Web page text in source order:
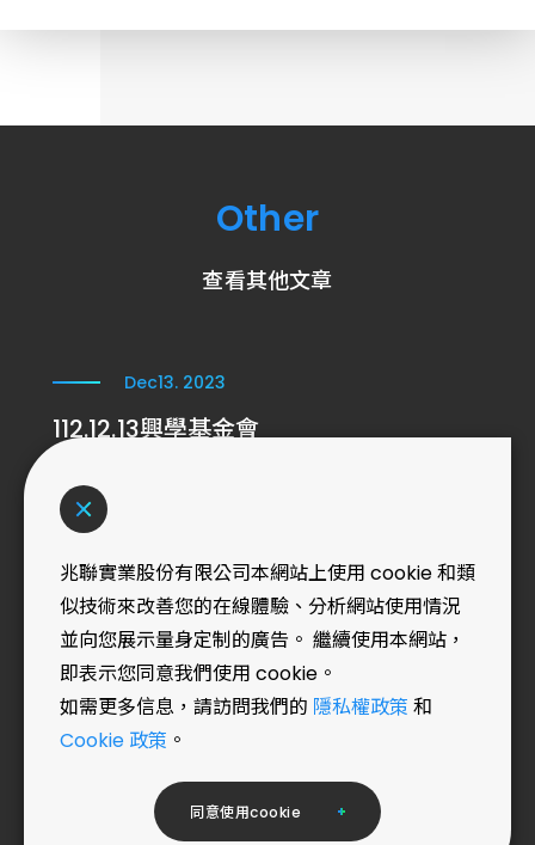
Other
查看其他文章
Dec13. 2023
捐款給財團法人私立學校興學基金會，用於設立獎
學金，幫助經濟困難的學生完成學業。
兆聯積極從事公益活動、社區參與及教
育款項捐獻，期許持續推動企業社會責
任及拋磚引玉，帶動這塊土地有更多的
兆聯相信「十年樹木、百年樹人」之理
念，於111年透過財團法人私立學校興學
兆聯實業股份有限公司本網站上使用 cookie 和類
似技術來改善您的在線體驗、分析網站使用情況
並向您展示量身定制的廣告。 繼續使用本網站，
即表示您同意我們使用 cookie。
如需更多信息，請訪問我們的 隱私權政策 和
Cookie 政策 。
同意使用cookie